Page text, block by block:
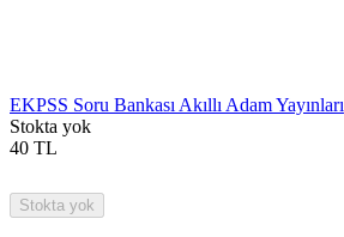
EKPSS Soru Bankası Akıllı Adam Yayınları
Stokta yok
40 TL
Stokta yok